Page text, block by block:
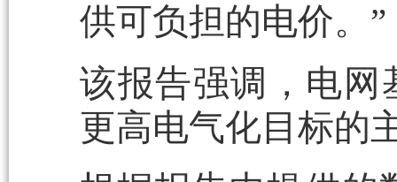
供可负担的电价。”
该报告强调，电网
更高电气化目标的